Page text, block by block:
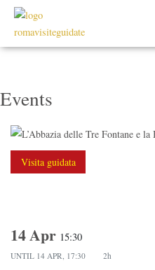
Events
Visita guidata
14 Apr 15:30
UNTIL 14 APR, 17:30 2h